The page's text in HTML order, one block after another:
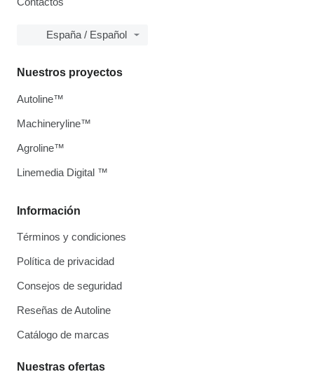
España / Español
Información
Términos y condiciones
Política de privacidad
Consejos de seguridad
Reseñas de Autoline
Catálogo de marcas
Nuestras ofertas
Nuestros proyectos
Autoline™
Machineryline™
Agroline™
Linemedia Digital ™